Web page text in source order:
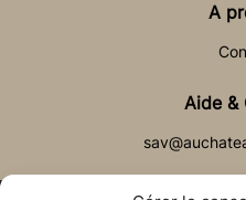
A
Aide &